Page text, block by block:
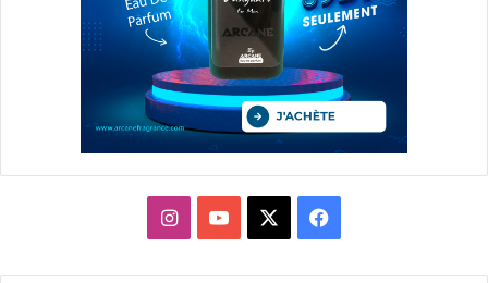
فيسبوك يوتيوبانستقرام